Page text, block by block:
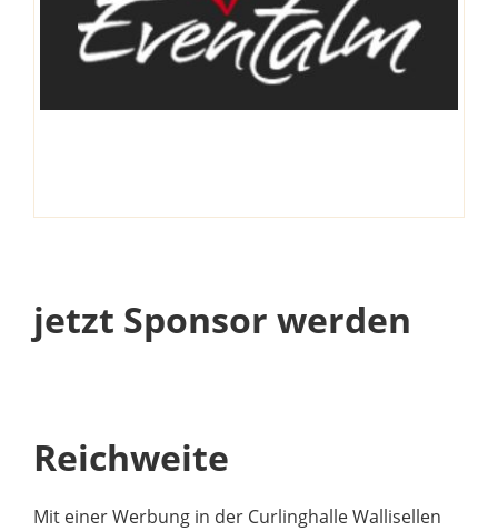
jetzt Sponsor werden
Reichweite
Mit einer Werbung in der Curlinghalle Wallisellen